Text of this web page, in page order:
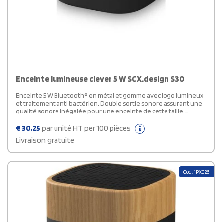
Enceinte lumineuse clever 5 W SCX.design S30
Enceinte 5 W Bluetooth® en métal et gomme avec logo lumineux
et traitement anti bactérien. Double sortie sonore assurant une
qualité sonore inégalée pour une enceinte de cette taille.
Possède un microphone intégré et une fonction de conférence
téléphonique. Capacité : 800 mAh - 3,7 V. Fréquence : 50 Hz - 20
KHz. Sortie : 1 x 5 W. S/N : 65db. Impédance : 4 ?. Bluetooth® JL 4.2.
Poids net : 152 grammes. Dimensions : 91 x 58 x 58 mm. Livrée avec
une boîte cadeau à fermeture magnétique, en papier recyclé.
€30,25 par unité HT per 100 pièces
Livraison gratuite
Cod: 1PX026